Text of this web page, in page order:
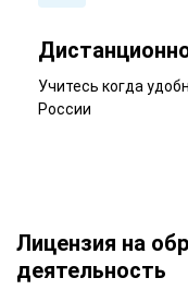
Учитесь когда
России
Лицензия на
деятельность